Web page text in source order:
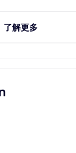
了解更多